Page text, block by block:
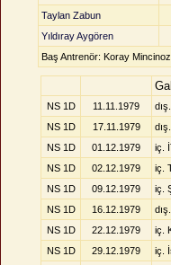
Taylan Zabun
Yıldıray Aygören
Baş Antrenör: Koray
NS 1D 11.11.1979
NS 1D
17.11.1979
NS 1D
01.12.1979 iç.
NS 1D
02.12.1979 iç.
NS 1D
09.12.1979 iç.
NS 1D
16.12.1979
NS 1D
22.12.1979 iç.
NS 1D
29.12.1979 iç.